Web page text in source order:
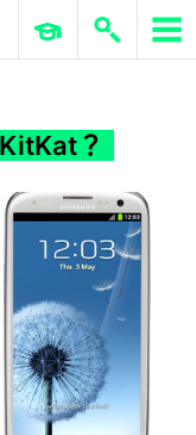
？
ERP 與商業 AI
？